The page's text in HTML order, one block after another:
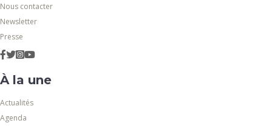
Nous contacter
Newsletter
Presse
À la une
Actualités
Agenda